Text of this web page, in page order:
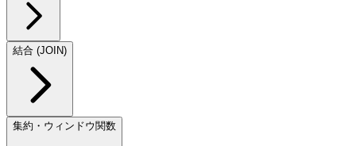
結合 (JOIN)
集約・ウィンドウ関数